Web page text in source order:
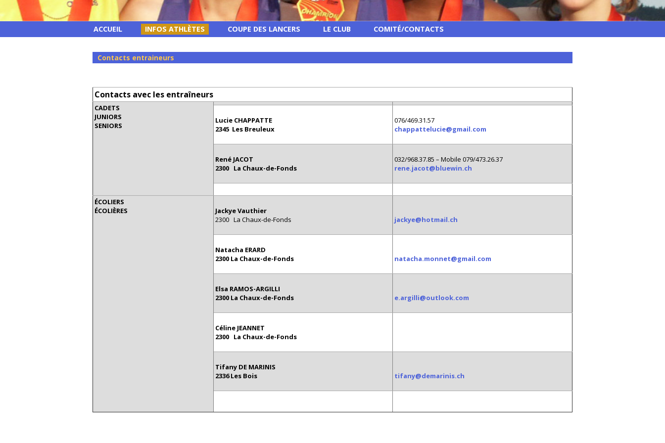
ACCUEIL INFOS ATHLÈTES COUPE DES LANCERS LE CLUB COMITÉ/CONTACTS
Contacts entraineurs
Contacts avec les entraîneurs
CADETS
JUNIORS
SENIORS
Lucie CHAPPATTE
2345 Les Breuleux
076/469.31.57
chappattelucie@gmail.com
René JACOT
2300 La Chaux-de-Fonds
032/968.37.85 – Mobile 079/473.26.37
rene.jacot@bluewin.ch
ÉCOLIERS
ÉCOLIÈRES
Jackye Vauthier
2300 La Chaux-de-Fonds
jackye@hotmail.ch
Natacha ERARD
2300 La Chaux-de-Fonds
natacha.monnet@gmail.com
Elsa RAMOS-ARGILLI
2300 La Chaux-de-Fonds
e.argilli@outlook.com
Céline JEANNET
2300 La Chaux-de-Fonds
Tifany DE MARINIS
2336 Les Bois
tifany@demarinis.ch